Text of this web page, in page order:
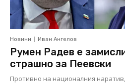
Новини Иван Ангелов
Румен Радев е
страшно за Пеевски
Противно на националния